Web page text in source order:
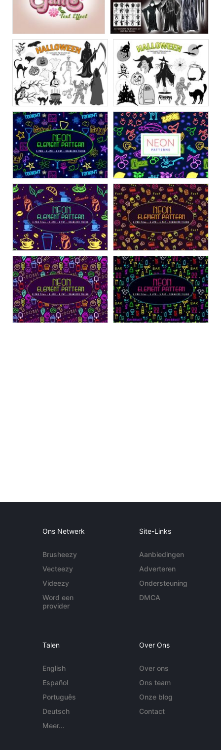
Ons Netwerk
Brusheezy
Vecteezy
Videezy
Word een
provider
Site-Links
Aanbiedingen
Adverteren
Ondersteuning
DMCA
Talen
English
Español
Português
Deutsch
Meer...
Over Ons
Over ons
Ons team
Onze blog
Contact